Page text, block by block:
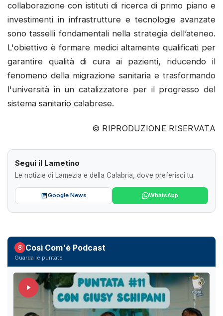
collaborazione con istituti di ricerca di primo piano e
investimenti in infrastrutture e tecnologie avanzate
sono tasselli fondamentali nella strategia dell’ateneo.
L'obiettivo è formare medici altamente qualificati per
garantire qualità di cura ai pazienti, riducendo il
fenomeno della migrazione sanitaria e trasformando
l'università in un catalizzatore per il progresso del
sistema sanitario calabrese.
© RIPRODUZIONE RISERVATA
Segui il Lametino
Le notizie di Lamezia e della Calabria, dove preferisci tu.
Google News WhatsApp
Così Com'è Podcast
Guarda le puntate